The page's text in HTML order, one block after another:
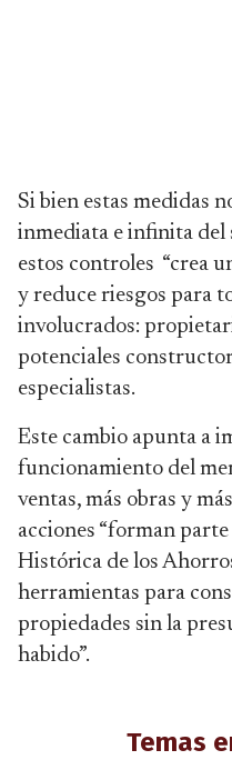
Si bien estas medidas
inmediata e infinita del
estos controles “crea
y reduce riesgos para
involucrados:
potenciales
especialistas.
Este cambio apunta a
funcionamiento del
ventas, más obras y más
acciones “forman
Histórica de los
herramientas para
propiedades sin la
habido”.
Temas